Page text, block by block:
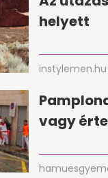
helyett
instylemen.hu
vagy